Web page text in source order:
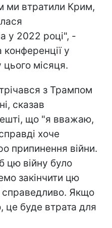
ми втратили Крим,
у 2022 році", -
у
місяця.
з Трампом
сказав
що "я вважаю,
хоче
припинення війни.
цю війну було
закінчити цю
справедливо. Якщо
буде втрата для